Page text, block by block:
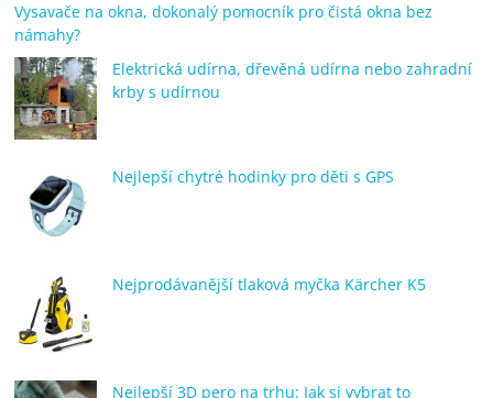
pračky,
televize,
notebooky,
mobilní
telefony,
bazény
Vysavače na okna, dokonalý pomocník pro čistá okna bez
námahy?
Elektrická udírna, dřevěná udírna nebo zahradní
krby s udírnou
Nejlepší chytré hodinky pro děti s GPS
Nejprodávanější tlaková myčka Kärcher K5
Nejlepší 3D pero na trhu: Jak si vybrat to